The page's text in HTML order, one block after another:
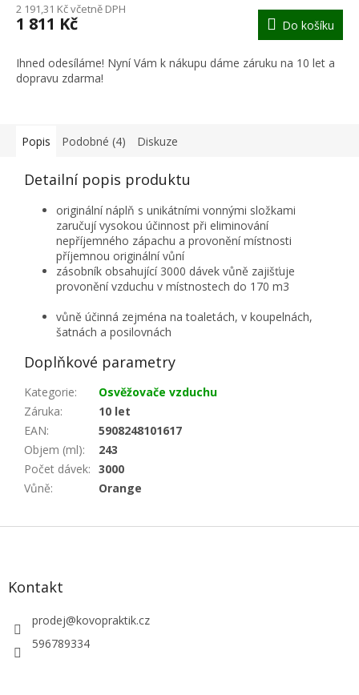
M
A
2 191,31 Kč včetně DPH
1 811 Kč Do košíku
Ihned odesíláme! Nyní Vám k nákupu dáme záruku na 10 let a
dopravu zdarma!
Popis Podobné (4) Diskuze
Detailní popis produktu
originální náplň s unikátními vonnými složkami
zaručují vysokou účinnost při eliminování
nepříjemného zápachu a provonění místnosti
příjemnou originální vůní
zásobník obsahující 3000 dávek vůně zajišťuje
provonění vzduchu v místnostech do 170 m3
vůně účinná zejména na toaletách, v koupelnách,
šatnách a posilovnách
Doplňkové parametry
Kategorie:
Osvěžovače vzduchu
Záruka:
10 let
EAN:
5908248101617
Objem (ml):
243
Počet dávek: 3000
Vůně: Orange
Z
Kontakt
prodej@kovopraktik.cz
596789334